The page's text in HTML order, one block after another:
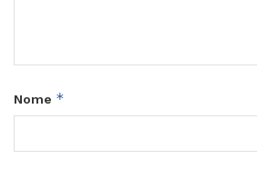
Nome *